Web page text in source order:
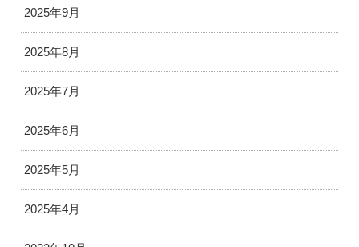
2025年9月
2025年8月
2025年7月
2025年6月
2025年5月
2025年4月